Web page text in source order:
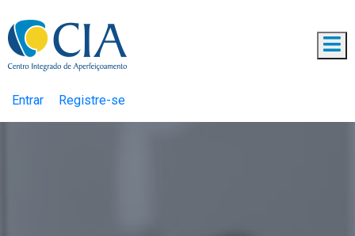
Entrar Registre-se